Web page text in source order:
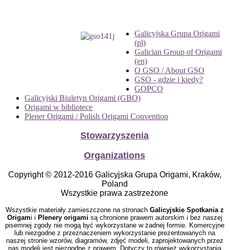
Galicyjska Grupa Origami
(pl)
Galician Group of Origami
(en)
O GSO / About GSO
GSO - gdzie i kiedy?
GOPCO
Galicyjski Biuletyn Origami (GBO)
Origami w bibliotece
Plener Origami / Polish Origami Convention
Stowarzyszenia
Organizations
Copyright © 2012-2016 Galicyjska Grupa Origami, Kraków,
Poland
Wszystkie prawa zastrzeżone
Wszystkie materiały zamieszczone na stronach Galicyjskie Spotkania z
Origami i Plenery origami są chronione prawem autorskim i bez naszej
pisemnej zgody nie mogą być wykorzystane w żadnej formie. Komercyjne
lub niezgodne z przeznaczeniem wykorzystanie prezentowanych na
naszej stronie wzorów, diagramów, zdjęć modeli, zaprojektowanych przez
nas modeli jest niezgodne z prawem. Dotyczy to również wykorzystania